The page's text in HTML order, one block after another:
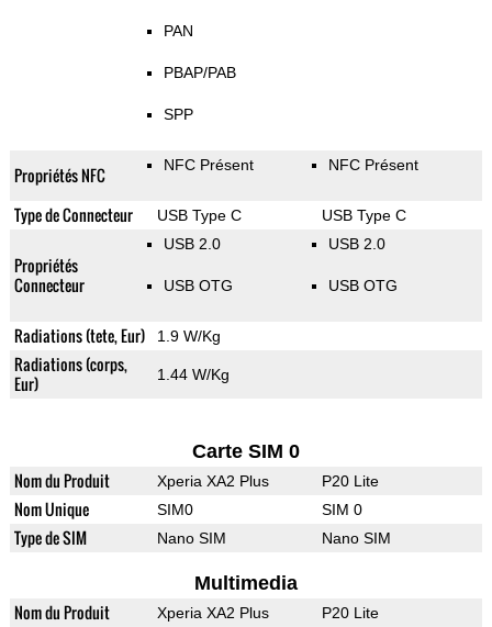
PAN
PBAP/PAB
SPP
Propriétés NFC NFC Présent NFC Présent
Type de Connecteur USB Type C USB Type C
Propriétés
Connecteur
USB 2.0
USB OTG
USB 2.0
USB OTG
Radiations (tete, Eur) 1.9 W/Kg
Radiations (corps,
Eur)
1.44 W/Kg
Carte SIM 0
Nom du Produit Xperia XA2 Plus P20 Lite
Nom Unique SIM0 SIM 0
Type de SIM Nano SIM Nano SIM
Multimedia
Nom du Produit Xperia XA2 Plus P20 Lite